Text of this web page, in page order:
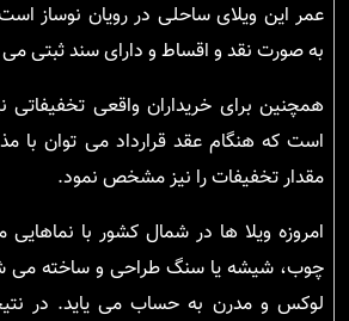
عمر این ویلای ساحلی در رویان نوساز
به صورت نقد و اقساط و دارای سند ثبتی
همچنین برای خریداران واقعی تخفیفاتی
است که هنگام عقد قرارداد می توان با
مقدار تخفیفات را نیز مشخص نمود.
امروزه ویلا ها در شمال کشور با
چوب، شیشه یا سنگ طراحی و ساخته می
لوکس و مدرن به حساب می یاید. در